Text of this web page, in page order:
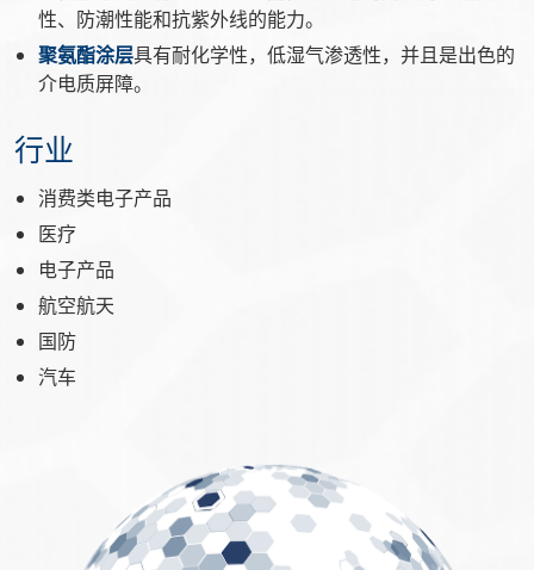
性、防潮性能和抗紫外线的能力。
聚氨酯涂层具有耐化学性，低湿气渗透性，并且是出色的
介电质屏障。
行业
消费类电子产品
医疗
电子产品
航空航天
国防
汽车